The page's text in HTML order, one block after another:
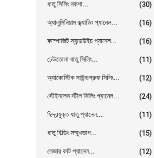
ধাতু সিলিং নকশা... (30)
অ্যালুমিনিয়াম ক্ল্যাডিং প্যানেল... (16)
কম্পোজিট স্যান্ডউইচ প্যানেল... (16)
ঢেউতোলা ধাতু সিলিং... (11)
অ্যাকোস্টিক সাউন্ডপ্রুফ সিলিং... (12)
স্টেইনলেস স্টীল সিলিং প্যানেল... (24)
ছিদ্রযুক্ত ধাতু প্যানেল... (11)
ধাতু বিল্ডিং সম্মুখভাগ... (15)
লেজার কাট প্যানেল... (12)